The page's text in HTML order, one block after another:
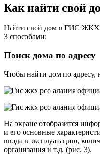
Как найти свой
Найти свой дом в ГИС ЖКХ
3 способами:
Поиск дома по адресу
Чтобы найти дом по адресу,
На экране отобразится
и его основные
ввода в эксплуатацию,
организация и т.д. (рис. 3).